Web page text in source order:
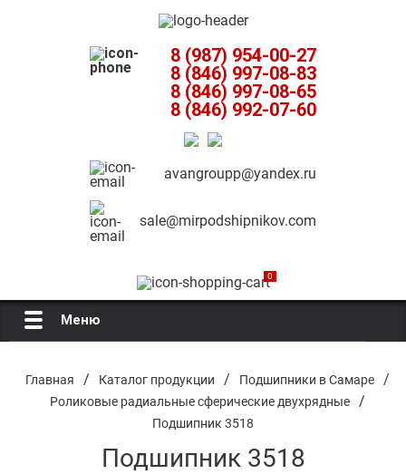
8 (987) 954-00-27
8 (846) 997-08-83
8 (846) 997-08-65
8 (846) 992-07-60
avangroupp@yandex.ru
sale@mirpodshipnikov.com
0
Меню
О компании
Главная / Каталог продукции / Подшипники в Самаре /
Роликовые радиальные сферические двухрядные /
Подшипник 3518
Подшипник 3518